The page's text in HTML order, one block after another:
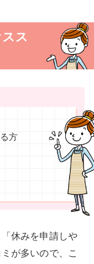
ス
方
休みを申請しや
が多いので、こ